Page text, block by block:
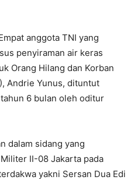
anggota TNI yang
penyiraman air keras
Orang Hilang dan Korban
Andrie Yunus, dituntut
6 bulan oleh oditur
dalam sidang yang
II-08 Jakarta pada
yakni Sersan Dua Edi